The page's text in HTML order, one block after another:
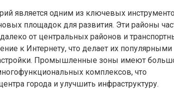
является одним из ключевых
площадок для развития. Эти районы
от центральных районов и
к Интернету, что делает их популярными
Промышленные зоны имеют
комплексов, что
города и улучшить инфраструктуру.